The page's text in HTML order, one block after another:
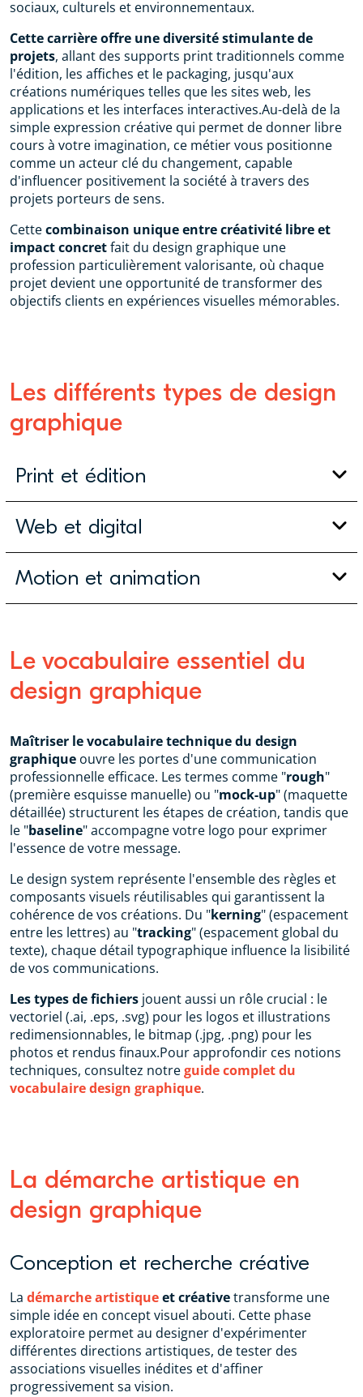
sociaux, culturels et environnementaux.
Cette carrière offre une diversité stimulante de
projets, allant des supports print traditionnels comme
l'édition, les affiches et le packaging, jusqu'aux
créations numériques telles que les sites web, les
applications et les interfaces interactives.Au-delà de la
simple expression créative qui permet de donner libre
cours à votre imagination, ce métier vous positionne
comme un acteur clé du changement, capable
d'influencer positivement la société à travers des
projets porteurs de sens.
Cettecombinaison unique entre créativité libre et
impact concretfait du design graphique une
profession particulièrement valorisante, où chaque
projet devient une opportunité de transformer des
objectifs clients en expériences visuelles mémorables.
Les différents types de design
graphique
Print et édition
Web et digital
Motion et animation
Le vocabulaire essentiel du
design graphique
Maîtriser le vocabulaire technique du design
graphique ouvre les portes d'une communication
professionnelle efficace. Les termes comme "rough"
(première esquisse manuelle) ou "mock-up" (maquette
détaillée) structurent les étapes de création, tandis que
le "baseline" accompagne votre logo pour exprimer
l'essence de votre message.
Le design system représente l'ensemble des règles et
composants visuels réutilisables qui garantissent la
cohérence de vos créations. Du "kerning" (espacement
entre les lettres) au "tracking" (espacement global du
texte), chaque détail typographique influence la lisibilité
de vos communications.
Les types de fichiers jouent aussi un rôle crucial : le
vectoriel (.ai, .eps, .svg) pour les logos et illustrations
redimensionnables, le bitmap (.jpg, .png) pour les
photos et rendus finaux.Pour approfondir ces notions
techniques, consultez notreguide complet du
vocabulaire design graphique.
La démarche artistique en
design graphique
Conception et recherche créative
La démarche artistiqueet créativetransforme une
simple idée en concept visuel abouti. Cette phase
exploratoire permet au designer d'expérimenter
différentes directions artistiques, de tester des
associations visuelles inédites et d'affiner
progressivement sa vision.